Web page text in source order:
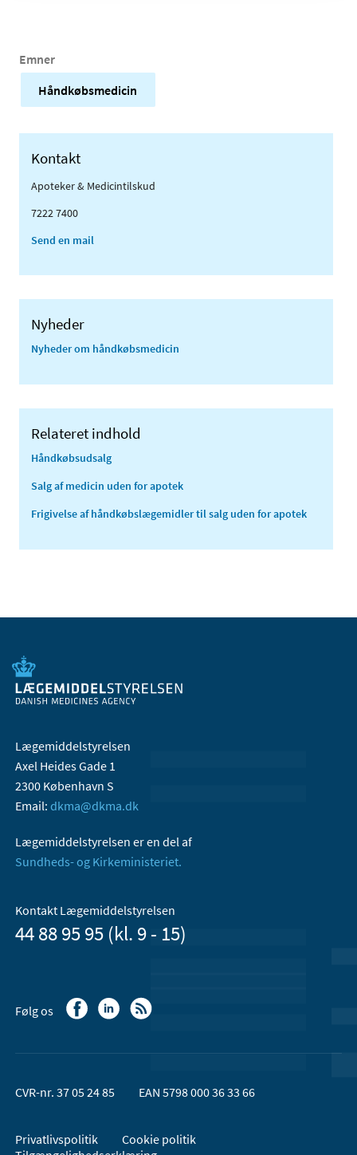
Emner
Håndkøbsmedicin
Kontakt
Apoteker & Medicintilskud
7222 7400
Send en mail
Nyheder
Nyheder om håndkøbsmedicin
Relateret indhold
Håndkøbsudsalg
Salg af medicin uden for apotek
Frigivelse af håndkøbs­lægemidler til salg uden for apotek
Lægemiddelstyrelsen
Axel Heides Gade 1
2300 København S
Email: dkma@dkma.dk
Lægemiddelstyrelsen er en del af
Sundheds- og Kirkeministeriet.
Kontakt Lægemiddelstyrelsen
44 88 95 95 (kl. 9 - 15)
Følg os
CVR-nr. 37 05 24 85 EAN 5798 000 36 33 66
Privatlivspolitik
Cookie politik